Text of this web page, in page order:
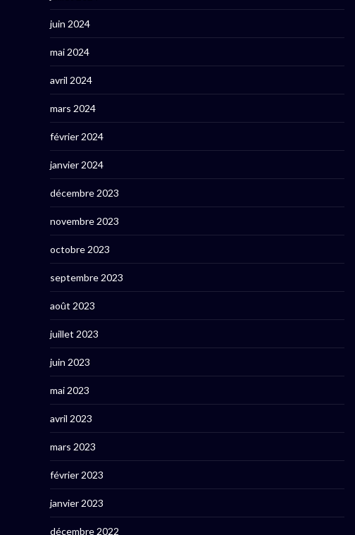
juin 2024
mai 2024
avril 2024
mars 2024
février 2024
janvier 2024
décembre 2023
novembre 2023
octobre 2023
septembre 2023
août 2023
juillet 2023
juin 2023
mai 2023
avril 2023
mars 2023
février 2023
janvier 2023
décembre 2022